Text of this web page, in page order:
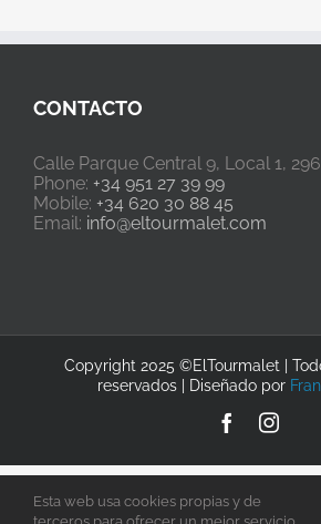
CONTACTO
Calle Parque Central 9, Local 1,
Phone: +34 951 27 39 99
Mobile: +34 620 30 88 45
Email: info@eltourmalet.com
Copyright 2025 ©ElTourmalet |
reservados | Diseñado por
Facebook
Esta web usa cookies propias y de